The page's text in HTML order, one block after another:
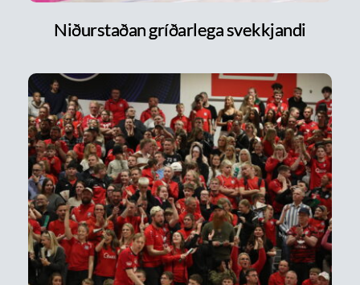
Niðurstaðan gríðarlega svekkjandi